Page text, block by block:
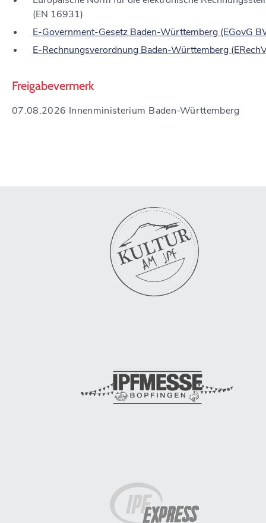
(EN 16931)
E-Government-Gesetz Baden-Württemberg (EGovG
E-Rechnungsverordnung Baden-Württemberg
Freigabevermerk
07.08.2026 Innenministerium Baden-Württemberg